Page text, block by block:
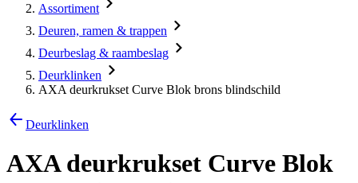
Assortiment
Deuren, ramen & trappen
Deurbeslag & raambeslag
Deurklinken
AXA deurkrukset Curve Blok brons blindschild
Deurklinken
AXA deurkrukset Curve Blok